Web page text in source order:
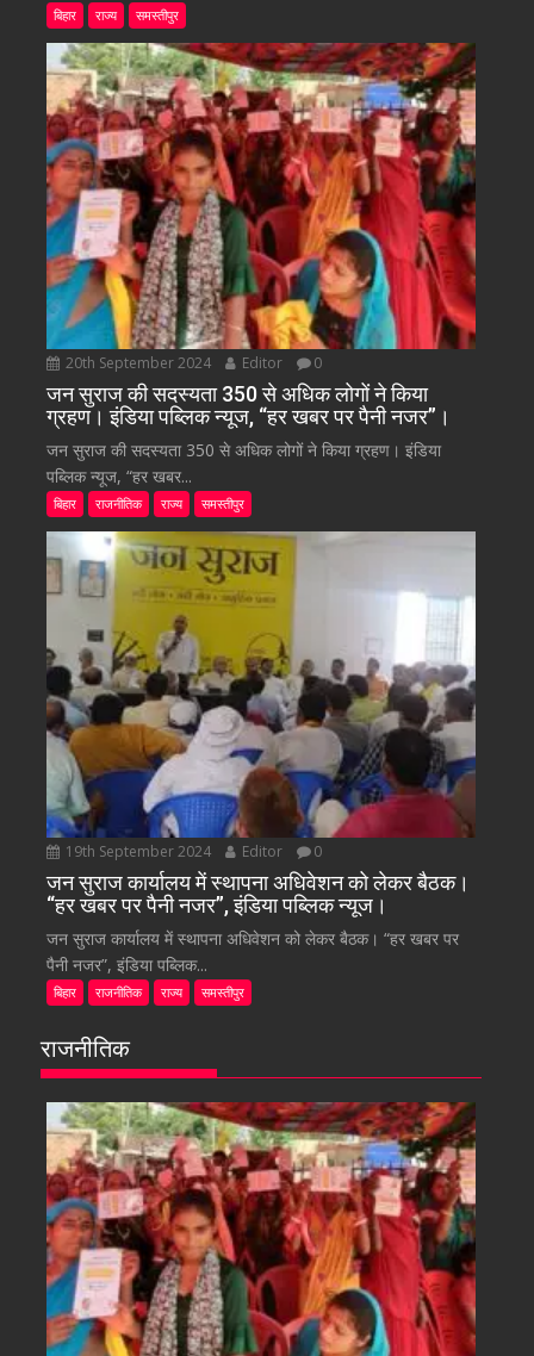
बिहार राज्य समस्तीपुर
20th September 2024 Editor 0
जन सुराज की सदस्यता 350 से अधिक लोगों ने किया
ग्रहण। इंडिया पब्लिक न्यूज, “हर खबर पर पैनी नजर”।
जन सुराज की सदस्यता 350 से अधिक लोगों ने किया ग्रहण। इंडिया
पब्लिक न्यूज, “हर खबर...
बिहार राजनीतिक राज्य समस्तीपुर
19th September 2024 Editor 0
जन सुराज कार्यालय में स्थापना अधिवेशन को लेकर बैठक।
“हर खबर पर पैनी नजर”, इंडिया पब्लिक न्यूज।
जन सुराज कार्यालय में स्थापना अधिवेशन को लेकर बैठक। “हर खबर पर
पैनी नजर”, इंडिया पब्लिक...
बिहार राजनीतिक राज्य समस्तीपुर
राजनीतिक